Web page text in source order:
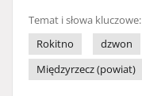
Temat i słowa kluczowe:
Rokitno
dzwon
Międzyrzecz (powiat)